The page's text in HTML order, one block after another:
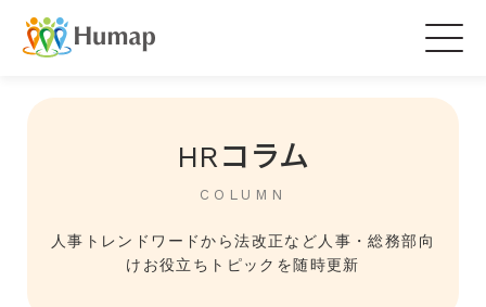
HRコラム
COLUMN
人事トレンドワードから法改正など人事・総務部向
けお役立ちトピックを随時更新